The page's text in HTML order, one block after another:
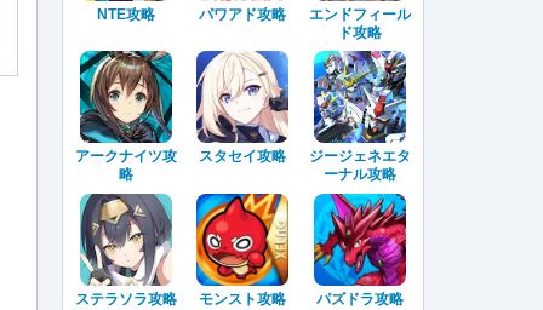
NTE攻略 パワアド攻略
エンドフィール
ド攻略
アークナイツ攻
略
スタセイ攻略
ジージェネエタ
ーナル攻略
ステラソラ攻略 モンスト攻略 パズドラ攻略